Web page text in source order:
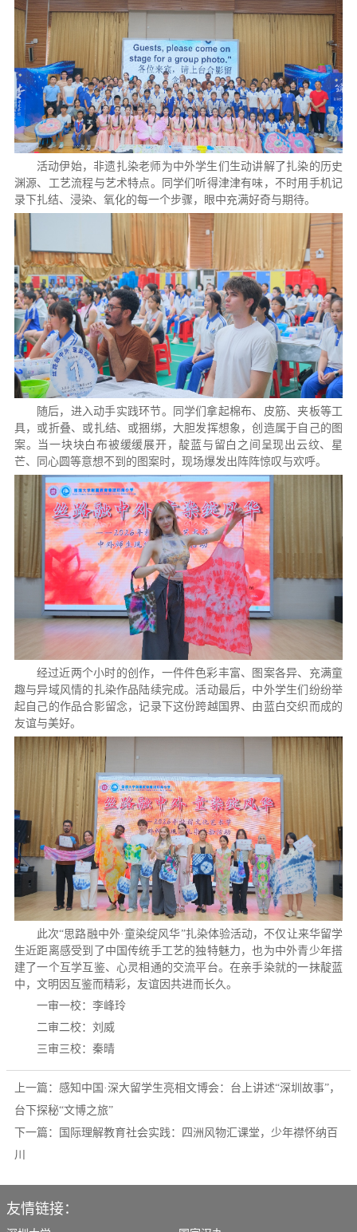
活动伊始，非遗扎染老师为中外学生们生动讲解了扎染的历史
渊源、工艺流程与艺术特点。同学们听得津津有味，不时用手机记
录下扎结、浸染、氧化的每一个步骤，眼中充满好奇与期待。
随后，进入动手实践环节。同学们拿起棉布、皮筋、夹板等工
具，或折叠、或扎结、或捆绑，大胆发挥想象，创造属于自己的图
案。当一块块白布被缓缓展开，靛蓝与留白之间呈现出云纹、星
芒、同心圆等意想不到的图案时，现场爆发出阵阵惊叹与欢呼。
经过近两个小时的创作，一件件色彩丰富、图案各异、充满童
趣与异域风情的扎染作品陆续完成。活动最后，中外学生们纷纷举
起自己的作品合影留念，记录下这份跨越国界、由蓝白交织而成的
友谊与美好。
此次“思路融中外·童染绽风华”扎染体验活动，不仅让来华留学
生近距离感受到了中国传统手工艺的独特魅力，也为中外青少年搭
建了一个互学互鉴、心灵相通的交流平台。在亲手染就的一抹靛蓝
中，文明因互鉴而精彩，友谊因共进而长久。
一审一校：李峰玲
二审二校：刘威
三审三校：秦晴
上一篇： 感知中国·深大留学生亮相文博会：台上讲述“深圳故事”，
台下探秘“文博之旅”
下一篇：
国际理解教育社会实践：四洲风物汇课堂，少年襟怀纳百
川
友情链接：